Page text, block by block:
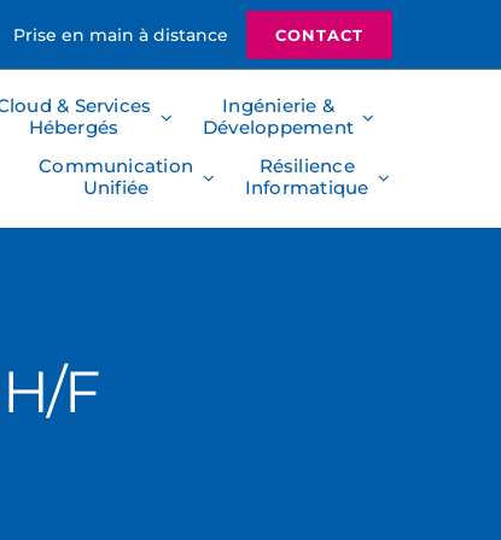
Prise en main à distance CONTACT
& Services
Hébergés
Ingénierie &
Développement
Communication
Unifiée
Résilience
Informatique
F